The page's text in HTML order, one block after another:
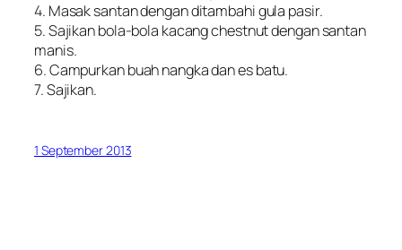
4. Masak santan dengan ditambahi gula pasir.
5. Sajikan bola-bola kacang chestnut dengan santan
manis.
6. Campurkan buah nangka dan es batu.
7. Sajikan.
1 September 2013